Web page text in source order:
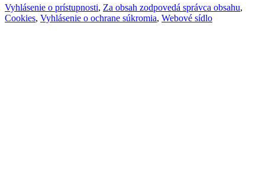
Vyhlásenie o prístupnosti, Za obsah zodpovedá správca obsahu,
Cookies, Vyhlásenie o ochrane súkromia, Webové sídlo